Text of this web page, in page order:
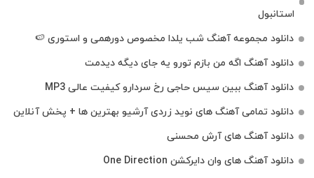
استانبول
دانلود مجموعه آهنگ شب یلدا مخصوص دورهمی و استوری 🍉
دانلود آهنگ اگه من بازم تورو یه جای دیگه دیدمت
دانلود آهنگ ببین سیس حاجی رخ سردارو کیفیت عالی MP3
دانلود تمامی آهنگ های نوید زردی آرشیو بهترین ها + پخش آنلاین
دانلود آهنگ های آرش محسنی
دانلود آهنگ های وان دایرکشن One Direction